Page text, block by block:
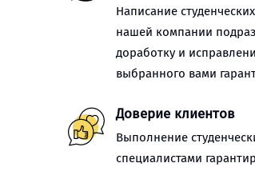
Написание
нашей компании
доработку и
выбранного вами
Доверие клиентов
Выполнение
специалистами